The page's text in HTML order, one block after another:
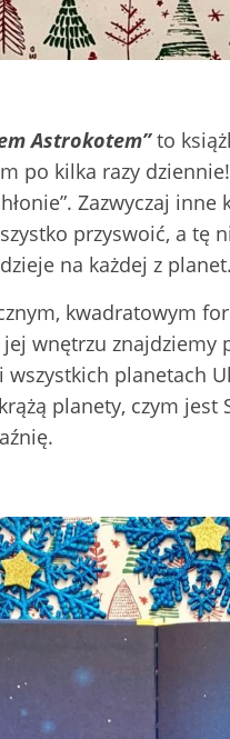
Astrokotem” to
po kilka razy
Zazwyczaj
przyswoić, a tę
na każdej z planet.
kwadratowym
wnętrzu znajdziemy
wszystkich planetach
planety, czym